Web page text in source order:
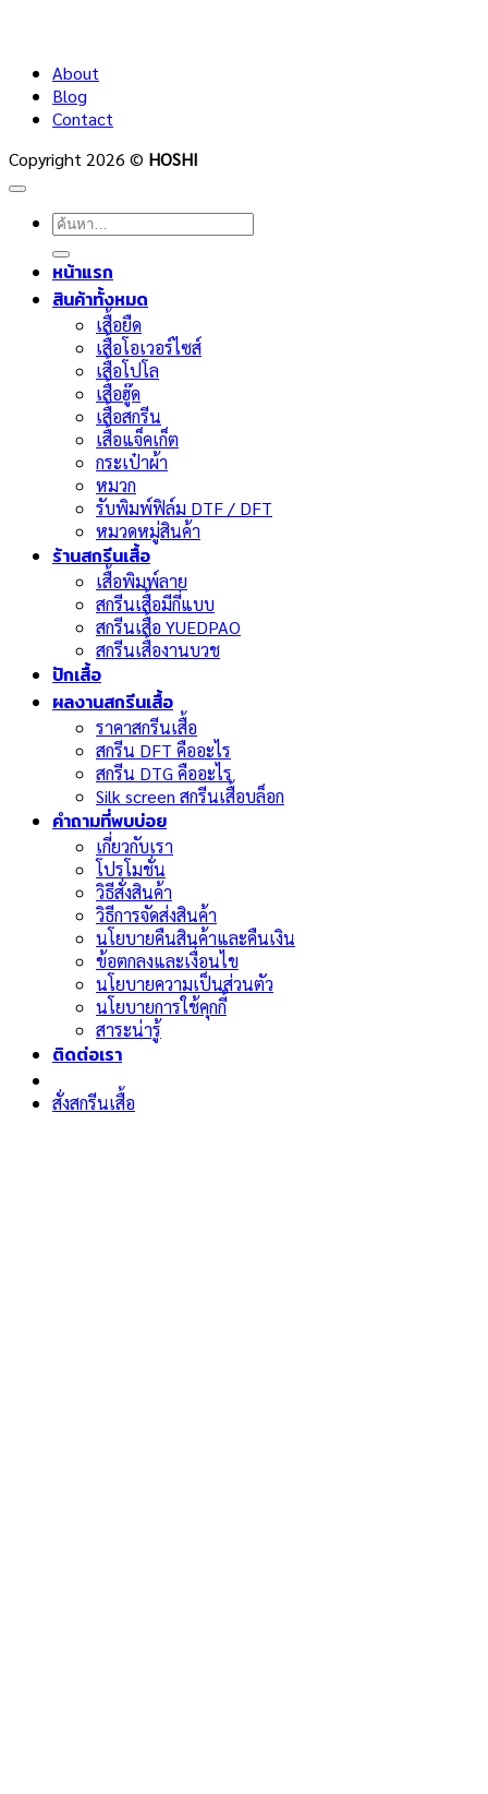
About
Blog
Contact
Copyright 2026 © HOSHI
ค้นหา:
หน้าแรก
สินค้าทั้งหมด
เสื้อยืด
เสื้อโอเวอร์ไซส์
เสื้อโปโล
เสื้อฮู๊ด
เสื้อสกรีน
เสื้อแจ็คเก็ต
กระเป๋าผ้า
หมวก
รับพิมพ์ฟิล์ม DTF / DFT
หมวดหมู่สินค้า
ร้านสกรีนเสื้อ
เสื้อพิมพ์ลาย
สกรีนเสื้อมีกี่แบบ
สกรีนเสื้อ YUEDPAO
สกรีนเสื้องานบวช
ปักเสื้อ
ผลงานสกรีนเสื้อ
ราคาสกรีนเสื้อ
สกรีน DFT คืออะไร
สกรีน DTG คืออะไร
Silk screen สกรีนเสื้อบล็อก
คำถามที่พบบ่อย
เกี่ยวกับเรา
โปรโมชั่น
วิธีสั่งสินค้า
วิธีการจัดส่งสินค้า
นโยบายคืนสินค้าและคืนเงิน
ข้อตกลงและเงื่อนไข
นโยบายความเป็นส่วนตัว
นโยบายการใช้คุกกี้
สาระน่ารู้
ติดต่อเรา
สั่งสกรีนเสื้อ